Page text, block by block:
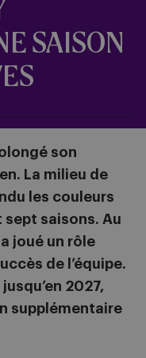
SAISON
son
La milieu de
les couleurs
sept saisons. Au
joué un rôle
de l’équipe.
2027,
supplémentaire